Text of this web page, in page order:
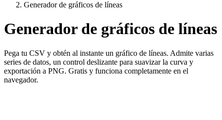
Generador de gráficos de líneas
Generador de gráficos de líneas
Pega tu CSV y obtén al instante un gráfico de líneas. Admite varias
series de datos, un control deslizante para suavizar la curva y
exportación a PNG. Gratis y funciona completamente en el
navegador.